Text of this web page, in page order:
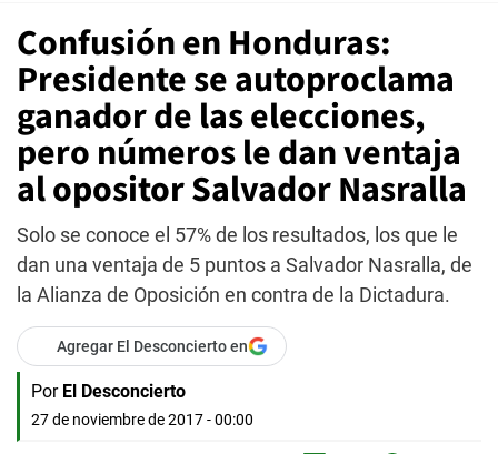
Confusión en Honduras:
Presidente se autoproclama
ganador de las elecciones,
pero números le dan ventaja
al opositor Salvador Nasralla
Solo se conoce el 57% de los resultados, los que le
dan una ventaja de 5 puntos a Salvador Nasralla, de
la Alianza de Oposición en contra de la Dictadura.
Agregar El Desconcierto en
Por El Desconcierto
27 de noviembre de 2017 - 00:00